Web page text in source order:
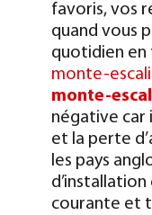
favoris, vos
quand vous
quotidien en
monte-
monte-
négative car
et la perte
les pays
courante et